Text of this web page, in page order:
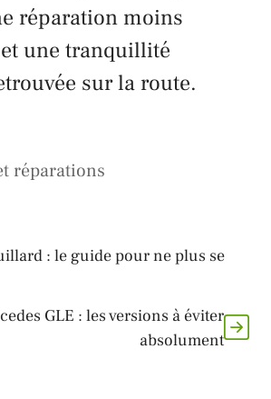
réparation moins
une tranquillité
sur la route.
réparations
: le guide pour ne plus se
GLE : les versions à éviter
absolument